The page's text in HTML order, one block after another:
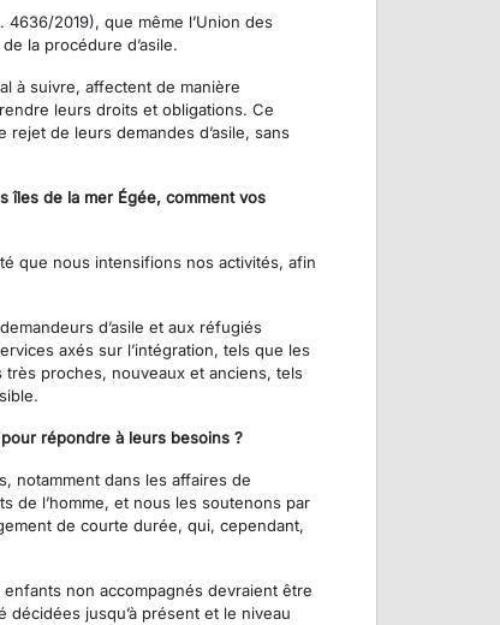
4636/2019), que même l’Union des
la procédure d’asile.
à suivre, affectent de manière
leurs droits et obligations. Ce
de leurs demandes d’asile, sans
îles de la mer Égée, comment vos
que nous intensifions nos activités, afin
d’asile et aux réfugiés
axés sur l’intégration, tels que les
très proches, nouveaux et anciens, tels
répondre à leurs besoins ?
notamment dans les affaires de
de l’homme, et nous les soutenons par
de courte durée, qui, cependant,
non accompagnés devraient être
jusqu’à présent et le niveau